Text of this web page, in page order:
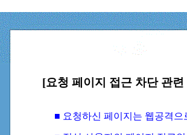
[요청 페이지 접근 차단 관
■ 요청하신 페이지는 웹공격